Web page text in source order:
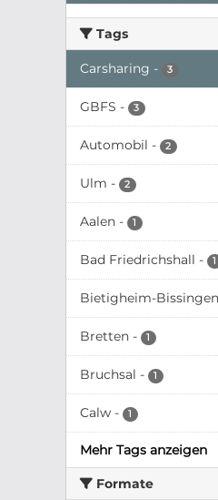
Tags
Carsharing - 3
GBFS - 3
Automobil - 2
Ulm - 2
Aalen - 1
Bad Friedrichshall - 1
Bietigheim-Bissingen
Bretten - 1
Bruchsal - 1
Calw - 1
Mehr Tags anzeigen
Formate